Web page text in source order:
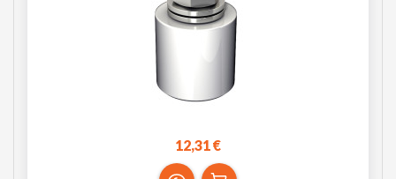
12,31 €